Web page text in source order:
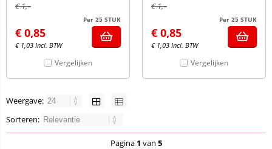
€1,–
Per 25 STUK
€ 0,85
€ 1,03 Incl. BTW
Vergelijken
€1,–
Per 25 STUK
€ 0,85
€ 1,03 Incl. BTW
Vergelijken
Weergave:
Sorteren:
Pagina 1 van 5